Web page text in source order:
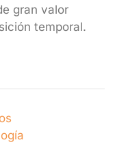
gran valor
temporal.